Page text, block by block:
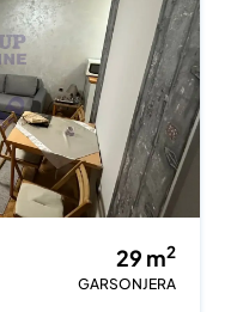
29 m2
GARSONJERA